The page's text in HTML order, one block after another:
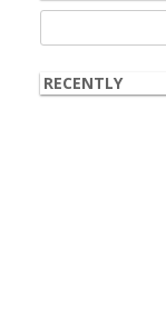
索:
RECENTLY